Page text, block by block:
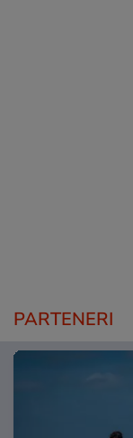
PARTENERI